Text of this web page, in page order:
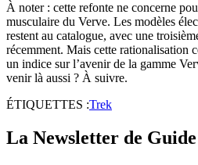
À noter : cette refonte ne concerne
musculaire du Verve. Les modèles
restent au catalogue, avec une
récemment. Mais cette rationalisation
un indice sur l’avenir de la gamme
venir là aussi ? À suivre.
ÉTIQUETTES :Trek
La Newsletter de